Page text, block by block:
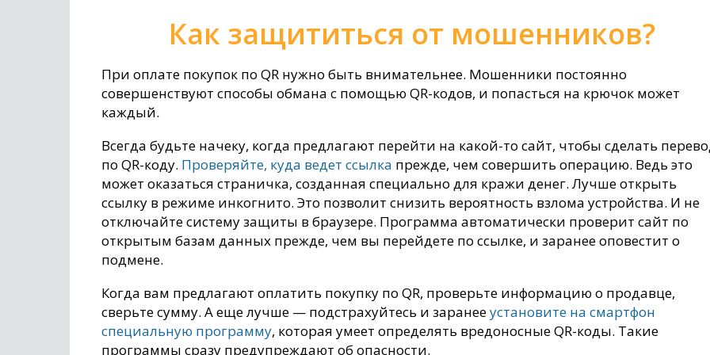
Как защититься от мошенников?
При оплате покупок по QR нужно быть внимательнее. Мошенники постоянно
совершенствуют способы обмана с помощью QR-кодов, и попасться на крючок может
каждый.
Всегда будьте начеку, когда предлагают перейти на какой-то сайт, чтобы сделать
по QR-коду. Проверяйте, куда ведет ссылка прежде, чем совершить операцию. Ведь это
может оказаться страничка, созданная специально для кражи денег. Лучше открыть
ссылку в режиме инкогнито. Это позволит снизить вероятность взлома устройства. И не
отключайте систему защиты в браузере. Программа автоматически проверит сайт по
открытым базам данных прежде, чем вы перейдете по ссылке, и заранее оповестит о
подмене.
Когда вам предлагают оплатить покупку по QR, проверьте информацию о продавце,
сверьте сумму. А еще лучше — подстрахуйтесь и заранееустановите на смартфон
специальную программу, которая умеет определять вредоносные QR-коды. Такие
программы сразу предупреждают об опасности.